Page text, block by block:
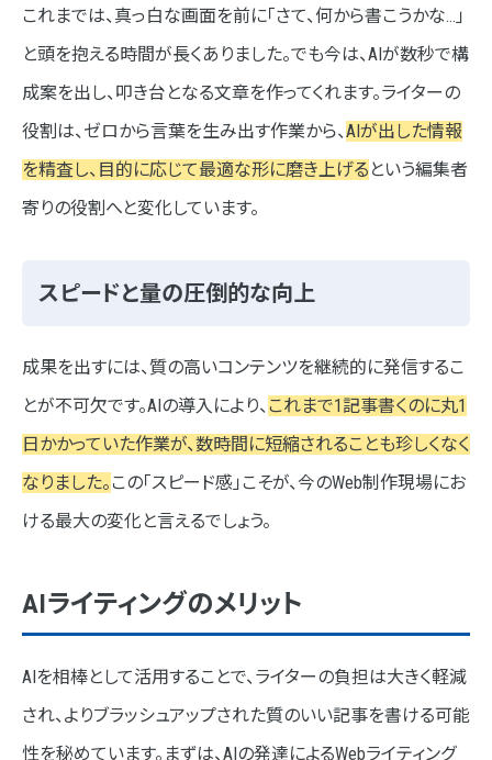
これまでは、真っ白な画面を前に「さて、何から書こうかな…」
と頭を抱える時間が長くありました。でも今は、AIが数秒で構
成案を出し、叩き台となる文章を作ってくれます。ライターの
役割は、ゼロから言葉を生み出す作業から、AIが出した情報
を精査し、目的に応じて最適な形に磨き上げる という編集者
寄りの役割へと変化しています。
スピードと量の圧倒的な向上
成果を出すには、質の高いコンテンツを継続的に発信するこ
とが不可欠です。AIの導入により、 これまで1記事書くのに丸1
日かかっていた作業が、数時間に短縮されることも珍しくなく
なりました。 この「スピード感」こそが、今のWeb制作現場にお
ける最大の変化と言えるでしょう。
AIライティングのメリット
AIを相棒として活用することで、ライターの負担は大きく軽減
され、よりブラッシュアップされた質のいい記事を書ける可能
性を秘めています。まずは、AIの発達によるWebライティング